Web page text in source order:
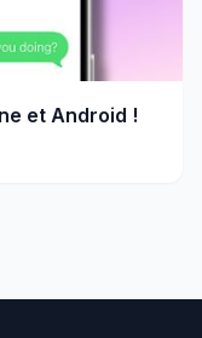
et Android !